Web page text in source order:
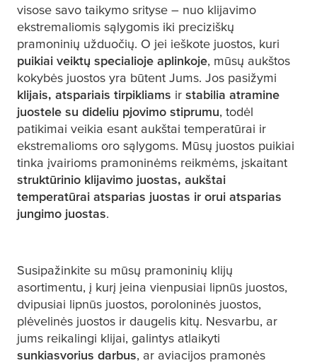
visose savo taikymo srityse – nuo klijavimo
ekstremaliomis sąlygomis iki preciziškų
pramoninių užduočių. O jei ieškote juostos, kuri
puikiai veiktų specialioje aplinkoje, mūsų aukštos
kokybės juostos yra būtent Jums. Jos pasižymi
klijais, atspariais tirpikliams ir stabilia atramine
juostele su dideliu pjovimo stiprumu, todėl
patikimai veikia esant aukštai temperatūrai ir
ekstremalioms oro sąlygoms. Mūsų juostos puikiai
tinka įvairioms pramoninėms reikmėms, įskaitant
struktūrinio klijavimo juostas, aukštai
temperatūrai atsparias juostas ir orui atsparias
jungimo juostas.
Susipažinkite su mūsų pramoninių klijų
asortimentu, į kurį įeina vienpusiai lipnūs juostos,
dvipusiai lipnūs juostos, poroloninės juostos,
plėvelinės juostos ir daugelis kitų. Nesvarbu, ar
jums reikalingi klijai, galintys atlaikyti
sunkiasvorius darbus, ar aviacijos pramonės